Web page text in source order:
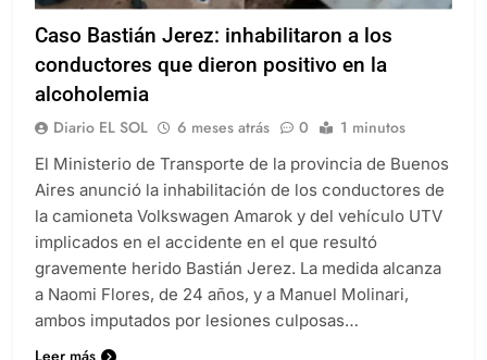
Caso Bastián Jerez: inhabilitaron a los
conductores que dieron positivo en la
alcoholemia
Diario EL SOL 6 meses atrás 0 1 minutos
El Ministerio de Transporte de la provincia de Buenos
Aires anunció la inhabilitación de los conductores de
la camioneta Volkswagen Amarok y del vehículo UTV
implicados en el accidente en el que resultó
gravemente herido Bastián Jerez. La medida alcanza
a Naomi Flores, de 24 años, y a Manuel Molinari,
ambos imputados por lesiones culposas…
Leer más